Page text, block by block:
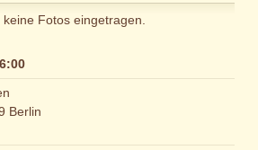
Fotos eingetragen.
Berlin